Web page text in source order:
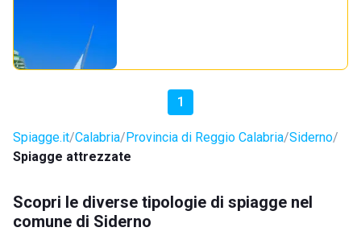
1
Spiagge.it Calabria Provincia di Reggio Calabria Siderno
Spiagge attrezzate
Scopri le diverse tipologie di spiagge nel
comune di Siderno